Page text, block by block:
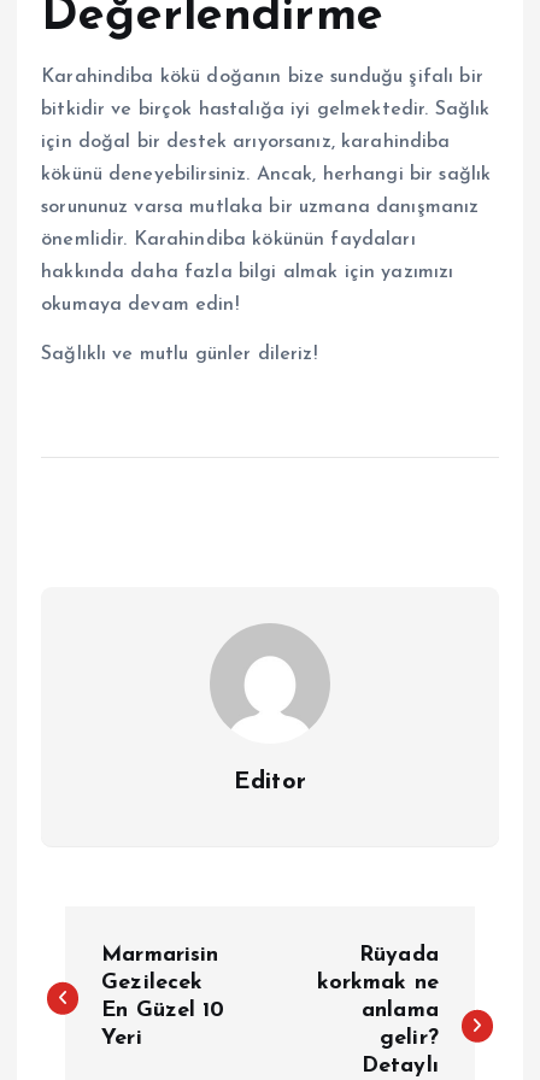
Değerlendirme
Karahindiba kökü doğanın bize sunduğu şifalı bir
bitkidir ve birçok hastalığa iyi gelmektedir. Sağlık
için doğal bir destek arıyorsanız, karahindiba
kökünü deneyebilirsiniz. Ancak, herhangi bir sağlık
sorununuz varsa mutlaka bir uzmana danışmanız
önemlidir. Karahindiba kökünün faydaları
hakkında daha fazla bilgi almak için yazımızı
okumaya devam edin!
Sağlıklı ve mutlu günler dileriz!
Editor
a
Marmarisin
Gezilecek
En Güzel 10
Yeri
Rüyada
korkmak ne
anlama
gelir?
Detaylı